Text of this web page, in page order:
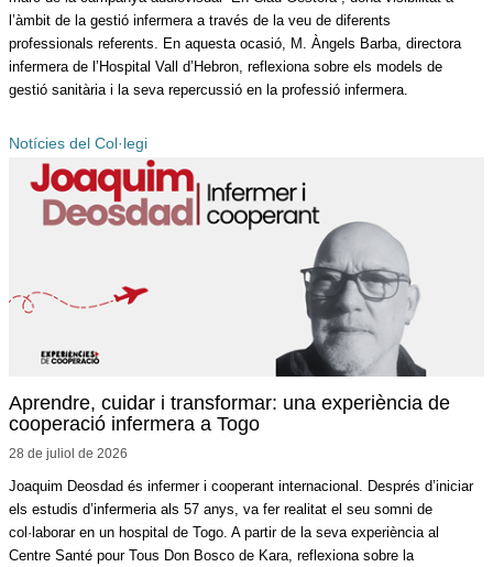
l’àmbit de la gestió infermera a través de la veu de diferents
professionals referents. En aquesta ocasió, M. Àngels Barba, directora
infermera de l’Hospital Vall d’Hebron, reflexiona sobre els models de
gestió sanitària i la seva repercussió en la professió infermera.
Notícies del Col·legi
Aprendre, cuidar i transformar: una experiència de
cooperació infermera a Togo
28 de juliol de 2026
Joaquim Deosdad és infermer i cooperant internacional. Després d’iniciar
els estudis d’infermeria als 57 anys, va fer realitat el seu somni de
col·laborar en un hospital de Togo. A partir de la seva experiència al
Centre Santé pour Tous Don Bosco de Kara, reflexiona sobre la